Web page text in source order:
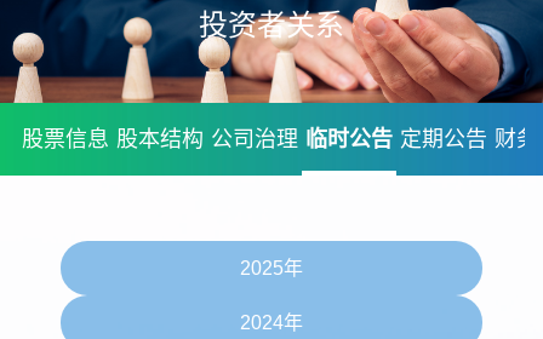
投资者关系
股票信息 股本结构 公司治理 临时公告 定期公告 财
2025年
2024年